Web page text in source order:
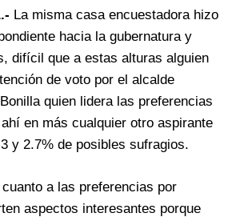
La misma casa encuestadora hizo
hacia la gubernatura y
difícil que a estas alturas alguien
de voto por el alcalde
quien lidera las preferencias
en más cualquier otro aspirante
y 2.7% de posibles sufragios.
cuanto a las preferencias por
aspectos interesantes porque